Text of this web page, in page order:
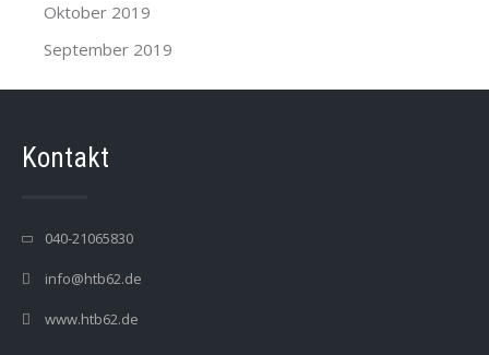
Oktober 2019
September 2019
Kontakt
040-21065830
info@htb62.de
www.htb62.de